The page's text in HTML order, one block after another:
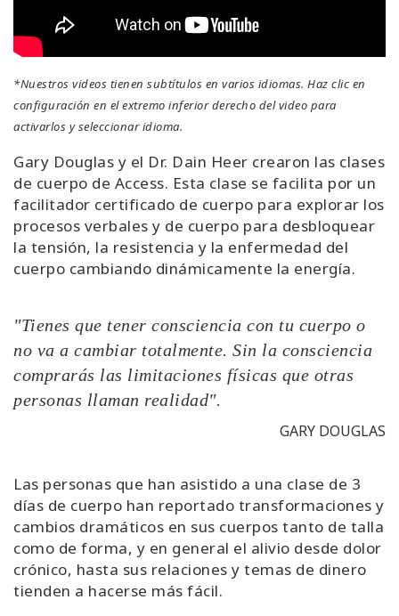
CONTACTO
BUSCAR
*Nuestros videos tienen subtítulos en varios idiomas. Haz clic en
configuración en el extremo inferior derecho del video para
activarlos y seleccionar idioma.
Gary Douglas y el Dr. Dain Heer crearon las clases
de cuerpo de Access. Esta clase se facilita por un
facilitador certificado de cuerpo para explorar los
procesos verbales y de cuerpo para desbloquear
la tensión, la resistencia y la enfermedad del
cuerpo cambiando dinámicamente la energía.
"Tienes que tener consciencia con tu cuerpo o
no va a cambiar totalmente. Sin la consciencia
comprarás las limitaciones físicas que otras
personas llaman realidad".
GARY DOUGLAS
Las personas que han asistido a una clase de 3
días de cuerpo han reportado transformaciones y
cambios dramáticos en sus cuerpos tanto de talla
como de forma, y en general el alivio desde dolor
crónico, hasta sus relaciones y temas de dinero
tienden a hacerse más fácil.